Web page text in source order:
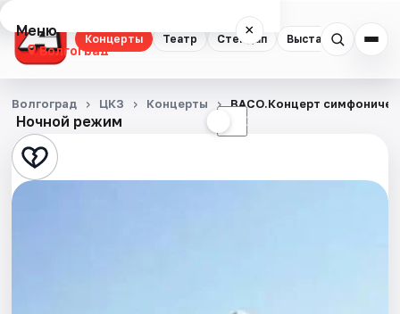
Концерты Театр Стендап Выставки
Меню ×
Волгоград
Концерты
Театр
Стендап
Ночной режим ☾
Волгоград ЦКЗ Концерты ВАСО.Концерт